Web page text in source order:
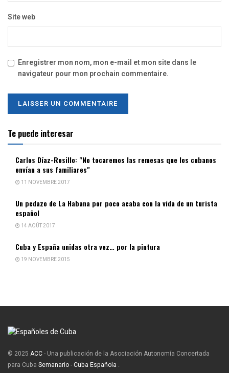
Site web
Enregistrer mon nom, mon e-mail et mon site dans le
navigateur pour mon prochain commentaire.
Te puede interesar
Carlos Díaz-Rosillo: "No tocaremos las remesas que los cubanos
envían a sus familiares"
11 NOVEMBRE 2017
Un pedazo de La Habana por poco acaba con la vida de un turista
español
14 AOÛT 2017
Cuba y España unidas otra vez… por la pintura
19 NOVEMBRE 2015
© 2025 ACC- Una publicación de la Asociación Autonomía Concertada
para Cuba Semanario - Cuba Española .